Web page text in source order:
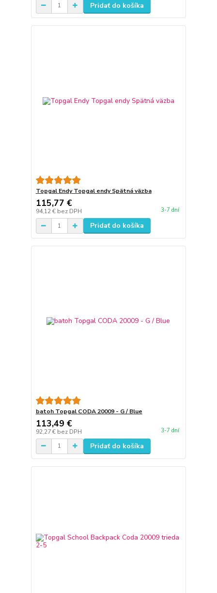
Pridať do košíka
Topgal Endy Topgal endy Spätná väzba
115,77 €
94,12 € bez DPH 3-7 dní
Pridať do košíka
batoh Topgal CODA 20009 - G / Blue
113,49 €
92,27 € bez DPH 3-7 dní
Pridať do košíka